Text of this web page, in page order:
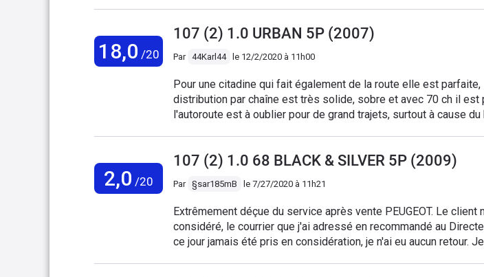
18,0 /20
107 (2) 1.0 URBAN 5P (2007)
Par 44Karl44 le 12/2/2020 à 11h00
Pour une citadine qui fait également de la route elle est
distribution par chaîne est très solide, sobre et avec 70 ch il est
l'autoroute est à oublier pour de grand trajets, surtout à cause
même) Donc c'est économique, à tous point de vue,
2,0 /20
107 (2) 1.0 68 BLACK & SILVER 5P (2009)
Par §sar185mB le 7/27/2020 à 11h21
Extrêmement déçue du service après vente PEUGEOT. Le client
considéré, le courrier que j'ai adressé en recommandé au
ce jour jamais été pris en considération, je n'ai eu aucun retour.